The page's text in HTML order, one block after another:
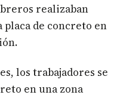
realizaban
de concreto en
los trabajadores se
en una zona